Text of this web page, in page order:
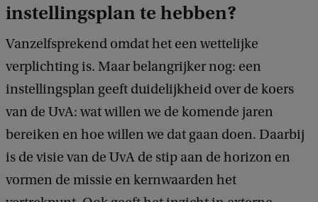
instellingsplan te hebben?
Vanzelfsprekend omdat het een wettelijke
verplichting is. Maar belangrijker nog: een
instellingsplan geeft duidelijkheid over de koers
van de UvA: wat willen we de komende jaren
bereiken en hoe willen we dat gaan doen. Daarbij
is de visie van de UvA de stip aan de horizon en
vormen de missie en kernwaarden het